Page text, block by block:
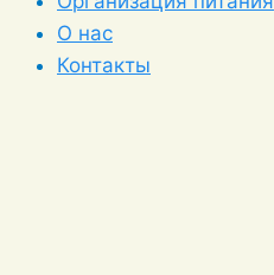
О нас
Контакты